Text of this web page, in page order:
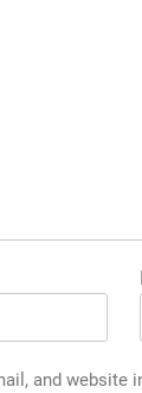
and